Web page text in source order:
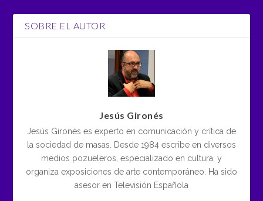
SOBRE EL AUTOR
Jesús Gironés
Jesús Gironés es experto en comunicación y crítica de
la sociedad de masas. Desde 1984 escribe en diversos
medios pozueleros, especializado en cultura, y
organiza exposiciones de arte contemporáneo. Ha sido
asesor en Televisión Española